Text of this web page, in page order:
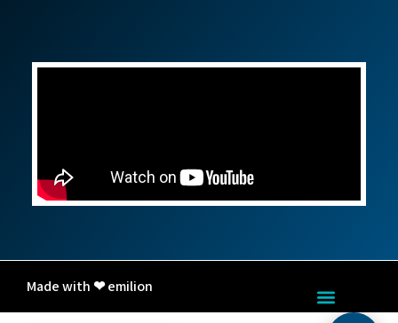
Made with ❤ emilion